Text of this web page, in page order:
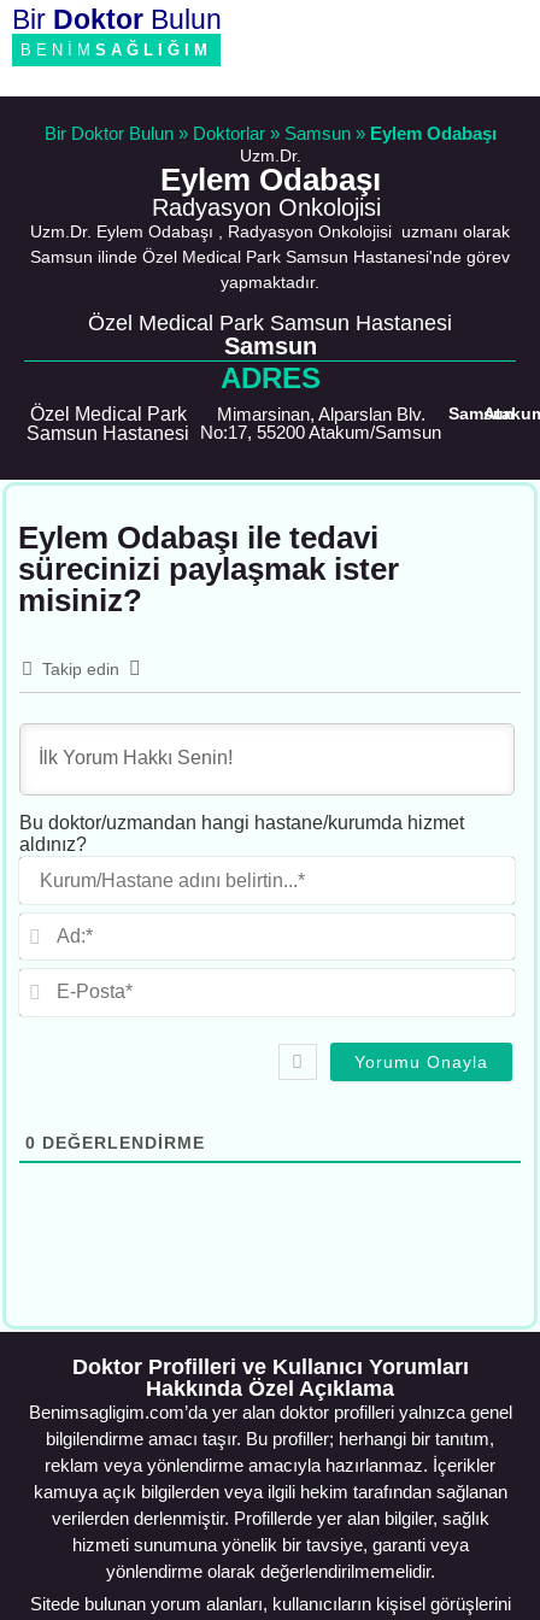
Bir Doktor Bulun
BENİM SAĞLIĞIM
Bir Doktor Bulun» Doktorlar» Samsun» Eylem Odabaşı
Uzm.Dr.
Eylem Odabaşı
Radyasyon Onkolojisi
Uzm.Dr. Eylem Odabaşı , Radyasyon Onkolojisi uzmanı olarak
Samsun ilinde Özel Medical Park Samsun Hastanesi'nde görev
yapmaktadır.
Özel Medical Park Samsun Hastanesi
Samsun
ADRES
Özel Medical Park
Samsun Hastanesi
Mimarsinan, Alparslan Blv.
No:17, 55200 Atakum/Samsun
Samsun
Eylem Odabaşı ile tedavi
sürecinizi paylaşmak ister
misiniz?
Takip edin
Bu doktor/uzmandan hangi hastane/kurumda hizmet
aldınız?
E-
0 DEĞERLENDIRME
Doktor Profilleri ve Kullanıcı Yorumları
Hakkında Özel Açıklama
Benimsagligim.com’da yer alan doktor profilleri yalnızca genel
bilgilendirme amacı taşır. Bu profiller; herhangi bir tanıtım,
reklam veya yönlendirme amacıyla hazırlanmaz. İçerikler
kamuya açık bilgilerden veya ilgili hekim tarafından sağlanan
verilerden derlenmiştir. Profillerde yer alan bilgiler, sağlık
hizmeti sunumuna yönelik bir tavsiye, garanti veya
yönlendirme olarak değerlendirilmemelidir.
Sitede bulunan yorum alanları, kullanıcıların kişisel görüşlerini